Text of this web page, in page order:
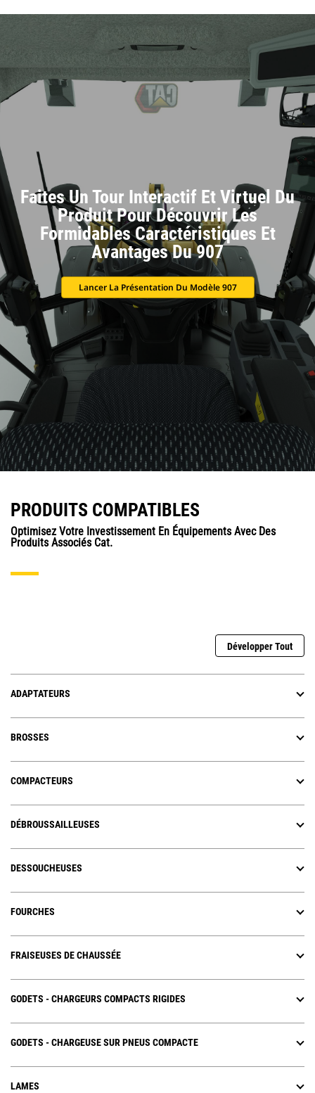
Faites Un Tour Interactif Et Virtuel Du
Produit Pour Découvrir Les
Formidables Caractéristiques Et
Avantages Du 907
Lancer La Présentation Du Modèle 907
PRODUITS COMPATIBLES
Optimisez Votre Investissement En Équipements Avec Des
Produits Associés Cat.
Développer Tout
ADAPTATEURS
BROSSES
COMPACTEURS
DÉBROUSSAILLEUSES
DESSOUCHEUSES
FOURCHES
FRAISEUSES DE CHAUSSÉE
GODETS - CHARGEURS COMPACTS RIGIDES
GODETS - CHARGEUSE SUR PNEUS COMPACTE
LAMES